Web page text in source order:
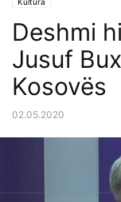
Deshmi
Jusuf
Kosovës
02.05.2020